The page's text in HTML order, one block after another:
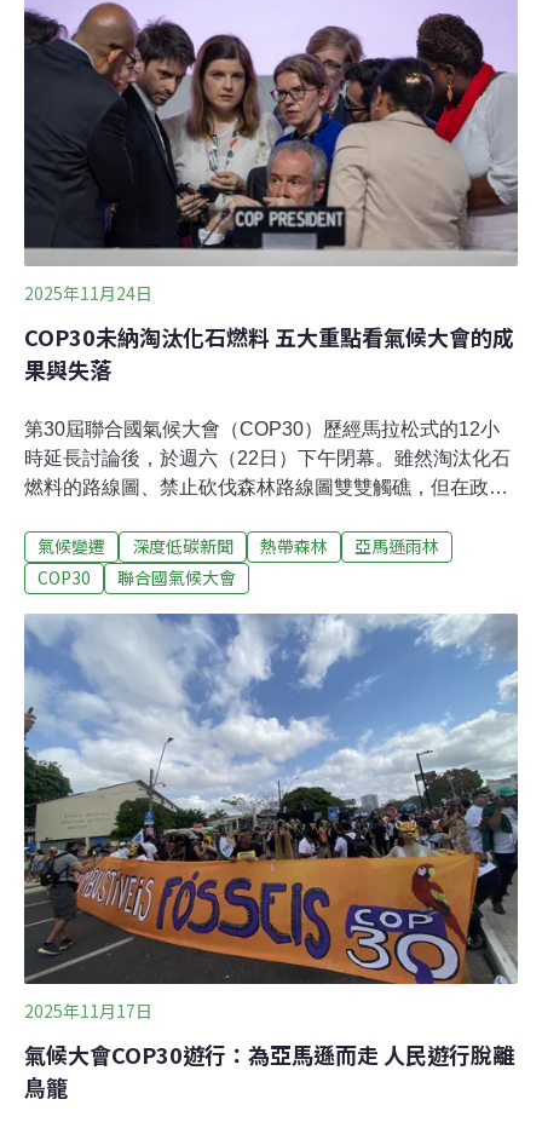
抑制至2.3~2.5°C，但即便在2.5°C的情境中，仍將超過調
適極限（adaptation limits）。依據政府間氣候變遷專門委
員會（IPCC）分析，一旦增溫達到2.5°C，代表過往每10
年才會出現一次的熱浪會變成每2年發生一次；每十年發
生一次
2025年11月24日
COP30未納淘汰化石燃料 五大重點看氣候大會的成
果與失落
第30屆聯合國氣候大會（COP30）歷經馬拉松式的12小
時延長討論後，於週六（22日）下午閉幕。雖然淘汰化石
燃料的路線圖、禁止砍伐森林路線圖雙雙觸礁，但在政治
金增兩倍、啟動加速器敦促各國減碳、以及設立公正轉型
機制等多項成果。政經局勢對立下的減碳藍圖今年適逢
本屆氣候大會寄予厚望。歐盟等國盼能通過「轉型脫離化
石燃料路線圖」（TAFF Roadmap ），然決議前的草稿卻
未提及這份路線圖，導致雙方陣營僵持。原定21日閉幕的
會議在12個小時的延長討論後，終於在隔日凌晨達成協議
草案，並於週六（22日）當地時間下午1點多的閉幕會議
中通過。最終依舊沒有讓淘汰化石燃料寫入條文，所幸在
調適、氣候資金上略有進展。聯合國氣候變化綱要公約
（UNFCCC）秘書處執行秘書斯帝爾（Simon Stiell
氣候變遷 深度低碳新聞 熱帶森林
亞馬遜雨林
COP30
聯合國氣候大會
2025年11月17日
氣候大會COP30遊行：為亞馬遜而走 人民遊行脫離
鳥籠